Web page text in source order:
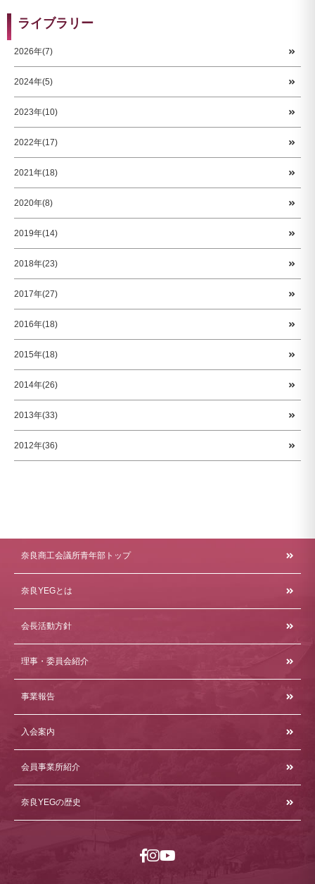
ライブラリー
2026年(7)
2024年(5)
2023年(10)
2022年(17)
2021年(18)
2020年(8)
2019年(14)
2018年(23)
2017年(27)
2016年(18)
2015年(18)
2014年(26)
2013年(33)
2012年(36)
奈良商工会議所青年部トップ
奈良YEGとは
会長活動方針
理事・委員会紹介
事業報告
入会案内
会員事業所紹介
奈良YEGの歴史